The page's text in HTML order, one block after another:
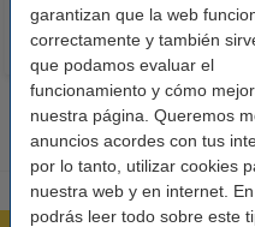
garantizan que la web
correctamente y también
que podamos evaluar el
funcionamiento y cómo
nuestra página. Queremos
anuncios acordes con tus
por lo tanto, utilizar cookies
nuestra web y en internet.
podrás leer todo sobre este